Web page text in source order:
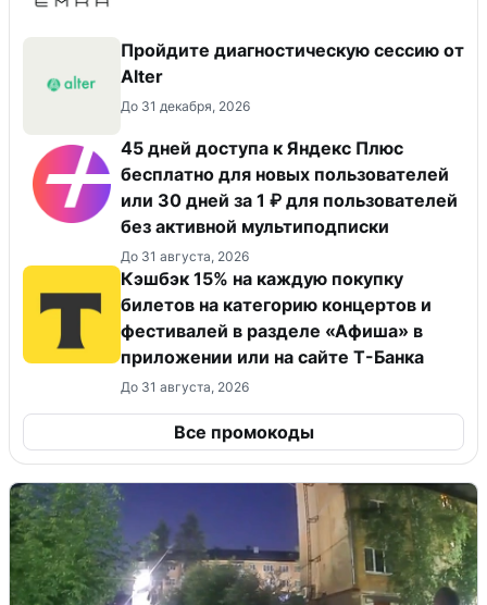
Пройдите диагностическую сессию от
Alter
До 31 декабря, 2026
45 дней доступа к Яндекс Плюс
бесплатно для новых пользователей
или 30 дней за 1 ₽ для пользователей
без активной мультиподписки
До 31 августа, 2026
Кэшбэк 15% на каждую покупку
билетов на категорию концертов и
фестивалей в разделе «Афиша» в
приложении или на сайте Т-Банка
До 31 августа, 2026
Все промокоды